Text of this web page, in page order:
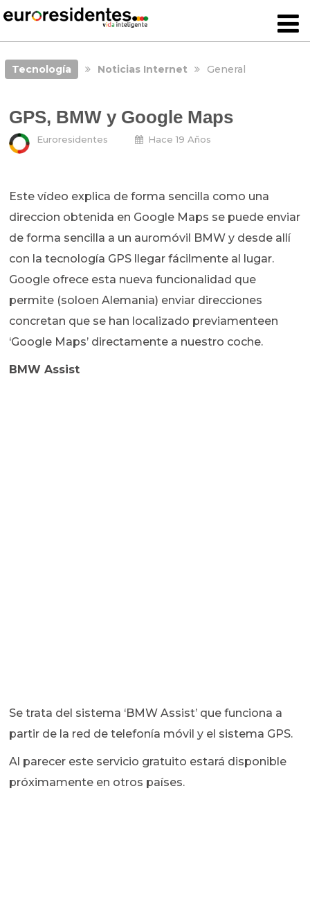
Tecnología Noticias Internet General
GPS, BMW y Google Maps
Euroresidentes Hace 19 Años
Este vídeo explica de forma sencilla como una
direccion obtenida en Google Maps se puede enviar
de forma sencilla a un auromóvil BMW y desde allí
con la tecnología GPS llegar fácilmente al lugar.
Google ofrece esta nueva funcionalidad que
permite (soloen Alemania) enviar direcciones
concretan que se han localizado previamenteen
‘Google Maps’ directamente a nuestro coche.
BMW Assist
Se trata del sistema ‘BMW Assist’ que funciona a
partir de la red de telefonía móvil y el sistema GPS.
Al parecer este servicio gratuito estará disponible
próximamente en otros países.